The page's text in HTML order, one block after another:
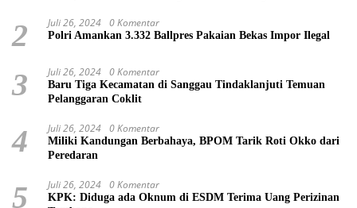
2 Juli 26, 2024 0 Komentar
Polri Amankan 3.332 Ballpres Pakaian Bekas Impor Ilegal
3 Juli 26, 2024 0 Komentar
Baru Tiga Kecamatan di Sanggau Tindaklanjuti Temuan
Pelanggaran Coklit
4 Juli 26, 2024 0 Komentar
Miliki Kandungan Berbahaya, BPOM Tarik Roti Okko dari
Peredaran
5 Juli 26, 2024 0 Komentar
KPK: Diduga ada Oknum di ESDM Terima Uang Perizinan